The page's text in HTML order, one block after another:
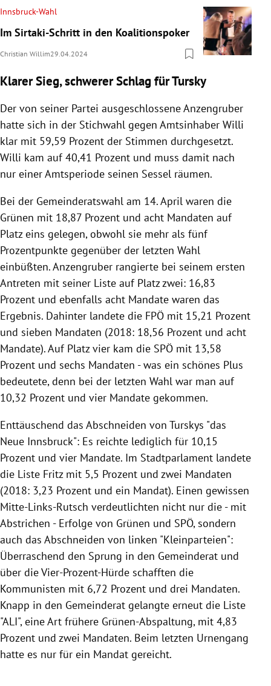
Innsbruck-Wahl
Im Sirtaki-Schritt in den Koalitionspoker
Christian Willim29.04.2024
Klarer Sieg, schwerer Schlag für Tursky
Der von seiner Partei ausgeschlossene Anzengruber
hatte sich in der Stichwahl gegen Amtsinhaber Willi
klar mit 59,59 Prozent der Stimmen durchgesetzt.
Willi kam auf 40,41 Prozent und muss damit nach
nur einer Amtsperiode seinen Sessel räumen.
Bei der Gemeinderatswahl am 14. April waren die
Grünen mit 18,87 Prozent und acht Mandaten auf
Platz eins gelegen, obwohl sie mehr als fünf
Prozentpunkte gegenüber der letzten Wahl
einbüßten. Anzengruber rangierte bei seinem ersten
Antreten mit seiner Liste auf Platz zwei: 16,83
Prozent und ebenfalls acht Mandate waren das
Ergebnis. Dahinter landete die FPÖ mit 15,21 Prozent
und sieben Mandaten (2018: 18,56 Prozent und acht
Mandate). Auf Platz vier kam die SPÖ mit 13,58
Prozent und sechs Mandaten - was ein schönes Plus
bedeutete, denn bei der letzten Wahl war man auf
10,32 Prozent und vier Mandate gekommen.
Enttäuschend das Abschneiden von Turskys "das
Neue Innsbruck": Es reichte lediglich für 10,15
Prozent und vier Mandate. Im Stadtparlament landete
die Liste Fritz mit 5,5 Prozent und zwei Mandaten
(2018: 3,23 Prozent und ein Mandat). Einen gewissen
Mitte-Links-Rutsch verdeutlichten nicht nur die - mit
Abstrichen - Erfolge von Grünen und SPÖ, sondern
auch das Abschneiden von linken "Kleinparteien":
Überraschend den Sprung in den Gemeinderat und
über die Vier-Prozent-Hürde schafften die
Kommunisten mit 6,72 Prozent und drei Mandaten.
Knapp in den Gemeinderat gelangte erneut die Liste
"ALI", eine Art frühere Grünen-Abspaltung, mit 4,83
Prozent und zwei Mandaten. Beim letzten Urnengang
hatte es nur für ein Mandat gereicht.